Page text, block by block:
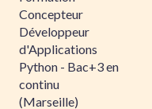
Concepteur
Développeur
d'Applications
Python - Bac+3 en
continu
(Marseille)